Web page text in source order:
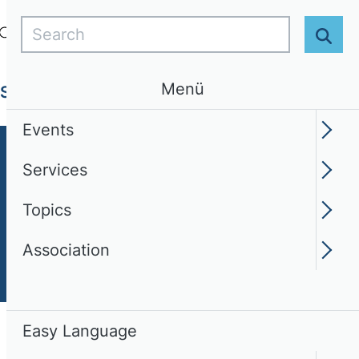
Login
Services Association
Search
Menü
Events
Services
Topics
Association
Easy Language